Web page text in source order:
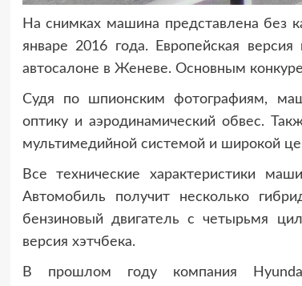
На снимках машина представлена без
январе 2016 года. Европейская
автосалоне в Женеве. Основным
Судя по шпионским фотографиям,
оптику и аэродинамический обвес.
мультимедийной системой и широкой
Все технические характеристики
Автомобиль получит несколько
бензиновый двигатель с четырьмя
версия хэтчбека.
В прошлом году компания